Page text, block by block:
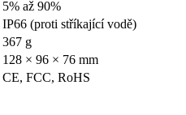
5% až 90%
IP66 (proti stříkající vodě)
367 g
128 × 96 × 76 mm
CE, FCC, RoHS